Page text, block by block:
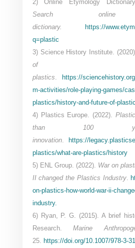
2) Online Etymology
Search online
dictionary.
https://
q=plastic
3) Science History Institute. (2020).
of
plastics
https://
m-activities/role-playing-games/
plastics/history-and-future-of-
4) Plastics Europe. (2022).
than 100
innovation.
https://
plastics/what-are-plastics/history
5) ENL Group. (2022). War on
II changed the Plastics Industry.
on-plastics-how-world-war-ii-
industry.
6) Ryan, P. G. (2015). A brief
Research.
Marine
25. https://doi.org/10.1007/978-3-